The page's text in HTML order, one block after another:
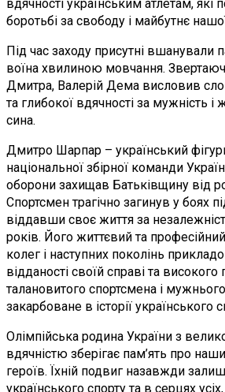
вдячності українським атлетам, які
боротьбі за свободу і майбутнє
Під час заходу присутні вшанували
воїна хвилиною мовчання.
Дмитра, Валерій Дема висловив
та глибокої вдячності за мужність і
сина.
Дмитро Шарпар – український
національної збірної команди
оборони захищав Батьківщину від
Спортсмен трагічно загинув у боях
віддавши своє життя за
років. Його життєвий та
колег і наступних поколінь
відданості своїй справі та високого
талановитого спортсмена і
закарбоване в історії українського
Олімпійська родина України з
вдячністю зберігає пам’ять про
героїв. Їхній подвиг назавжди
українського спорту та в серцях